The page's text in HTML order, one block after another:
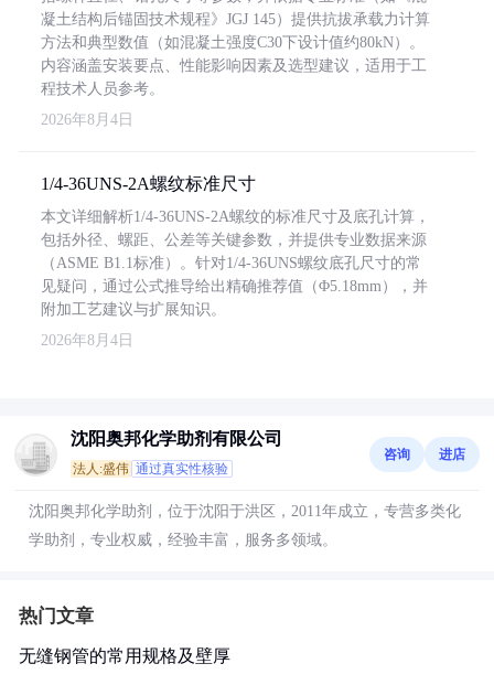
凝土结构后锚固技术规程》JGJ 145）提供抗拔承载力计算
方法和典型数值（如混凝土强度C30下设计值约80kN）。
内容涵盖安装要点、性能影响因素及选型建议，适用于工
程技术人员参考。
2026年8月4日
1/4-36UNS-2A螺纹标准尺寸
本文详细解析1/4-36UNS-2A螺纹的标准尺寸及底孔计算，
包括外径、螺距、公差等关键参数，并提供专业数据来源
（ASME B1.1标准）。针对1/4-36UNS螺纹底孔尺寸的常
见疑问，通过公式推导给出精确推荐值（Φ5.18mm），并
附加工艺建议与扩展知识。
2026年8月4日
沈阳奥邦化学助剂有限公司
法人:盛伟 通过真实性核验
咨询 进店
沈阳奥邦化学助剂，位于沈阳于洪区，2011年成立，专营多类化
学助剂，专业权威，经验丰富，服务多领域。
热门文章
无缝钢管的常用规格及壁厚